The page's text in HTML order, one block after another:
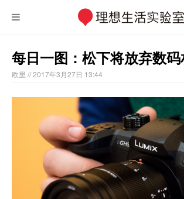
每日一图：松下将放弃数
欧里 // 2017年3月27日 13:44